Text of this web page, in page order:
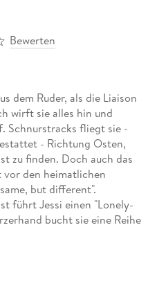
Bewerten
dem Ruder, als die Liaison
wirft sie alles hin und
Schnurstracks fliegt sie -
- Richtung Osten,
zu finden. Doch auch das
den heimatlichen
but different".
führt Jessi einen "Lonely-
bucht sie eine Reihe
zu machen - wären da